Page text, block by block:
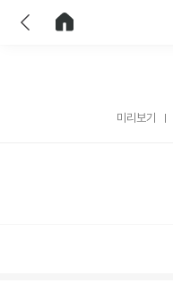
미리보기